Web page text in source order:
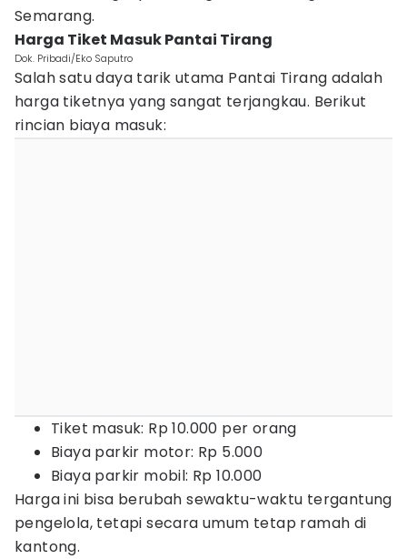
Semarang.
Harga Tiket Masuk Pantai Tirang
Dok. Pribadi/Eko Saputro
Salah satu daya tarik utama Pantai Tirang adalah
harga tiketnya yang sangat terjangkau. Berikut
rincian biaya masuk:
Tiket masuk: Rp 10.000 per orang
Biaya parkir motor: Rp 5.000
Biaya parkir mobil: Rp 10.000
Harga ini bisa berubah sewaktu-waktu tergantung
pengelola, tetapi secara umum tetap ramah di
kantong.